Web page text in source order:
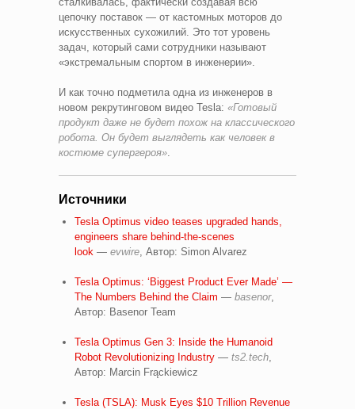
цепочку поставок — от кастомных моторов до
искусственных сухожилий. Это тот уровень
задач, который сами сотрудники называют
«экстремальным спортом в инженерии».
И как точно подметила одна из инженеров в
новом рекрутинговом видео Tesla: «Готовый
продукт даже не будет похож на классического
робота. Он будет выглядеть как человек в
костюме супергероя».
Источники
Tesla Optimus video teases upgraded hands,
engineers share behind-the-scenes
look — evwire , Автор: Simon Alvarez
Tesla Optimus: ‘Biggest Product Ever Made’ —
The Numbers Behind the Claim — basenor,
Автор: Basenor Team
Tesla Optimus Gen 3: Inside the Humanoid
Robot Revolutionizing Industry — ts2.tech
Автор: Marcin Frąckiewicz
Tesla (TSLA): Musk Eyes $10 Trillion Revenue